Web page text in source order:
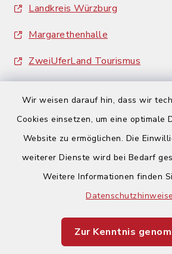
Wir weisen darauf hin, dass wir
Cookies einsetzen, um eine optimale
Website zu ermöglichen. Die
weiterer Dienste wird bei Bedarf
Weitere Informationen finden
Zur Kenntnis
Landkreis Würzburg
Margarethenhalle
ZweiUferLand Tourismus
Barrierefreiheit
Impressum